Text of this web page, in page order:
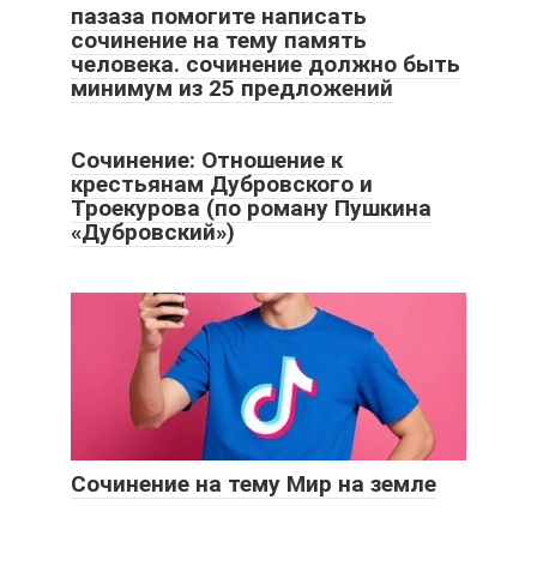
пазаза помогите написать
сочинение на тему память
человека. сочинение должно быть
минимум из 25 предложений​
Сочинение: Отношение к
крестьянам Дубровского и
Троекурова (по роману Пушкина
«Дубровский»)
Сочинение на тему Мир на земле